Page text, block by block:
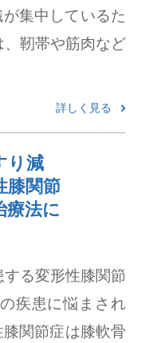
集中しているた
靭帯や筋肉など
詳しく見る
り減
膝関節
療法に
る変形性膝関節
疾患に悩まされ
関節症は膝軟骨